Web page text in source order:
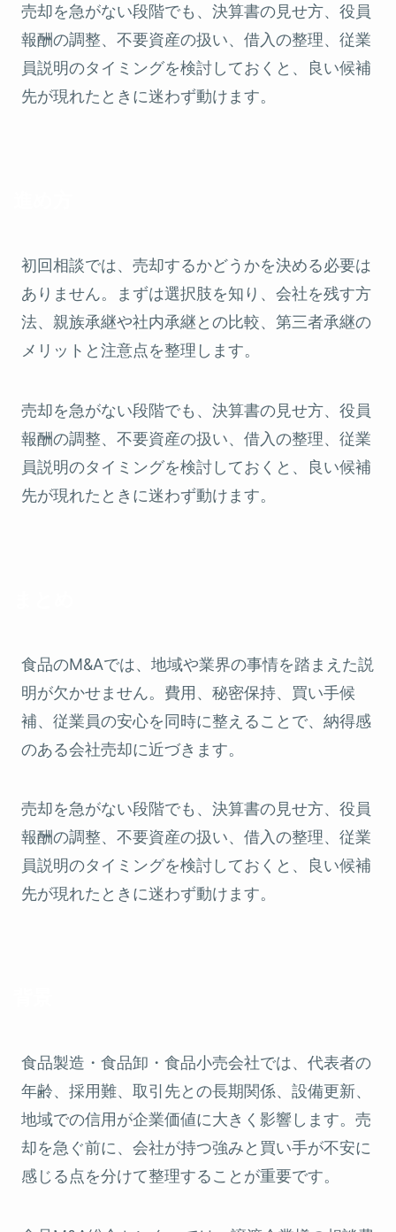
売却を急がない段階でも、決算書の見せ方、役員
報酬の調整、不要資産の扱い、借入の整理、従業
員説明のタイミングを検討しておくと、良い候補
先が現れたときに迷わず動けます。
初回相談では、売却するかどうかを決める必要は
ありません。まずは選択肢を知り、会社を残す方
法、親族承継や社内承継との比較、第三者承継の
メリットと注意点を整理します。
売却を急がない段階でも、決算書の見せ方、役員
報酬の調整、不要資産の扱い、借入の整理、従業
員説明のタイミングを検討しておくと、良い候補
先が現れたときに迷わず動けます。
食品のM&Aでは、地域や業界の事情を踏まえた説
明が欠かせません。費用、秘密保持、買い手候
補、従業員の安心を同時に整えることで、納得感
のある会社売却に近づきます。
売却を急がない段階でも、決算書の見せ方、役員
報酬の調整、不要資産の扱い、借入の整理、従業
員説明のタイミングを検討しておくと、良い候補
先が現れたときに迷わず動けます。
食品製造・食品卸・食品小売会社では、代表者の
年齢、採用難、取引先との長期関係、設備更新、
地域での信用が企業価値に大きく影響します。売
却を急ぐ前に、会社が持つ強みと買い手が不安に
感じる点を分けて整理することが重要です。